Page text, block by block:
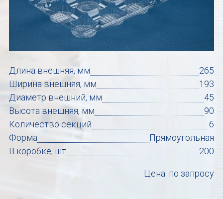
Длина внешняя, мм
265
Ширина внешняя, мм
193
Диаметр внешний, мм
45
Высота внешняя, мм
90
Количество секций
6
Форма
Прямоугольная
В коробке, шт
200
Цена: по запросу